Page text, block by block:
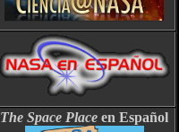
The Space Place en Español